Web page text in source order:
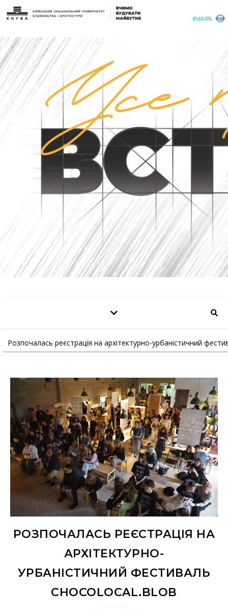
Розпочалась реєстрація на архітектурно-урбаністичний
РОЗПОЧАЛАСЬ РЕЄСТРАЦІЯ НА
АРХІТЕКТУРНО-
УРБАНІСТИЧНИЙ ФЕСТИВАЛЬ
СHOCOLOCAL.BLOB